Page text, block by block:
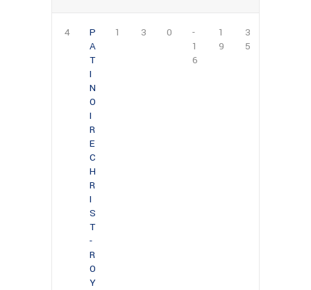
4
P
A
T
I
N
O
I
R
E
C
H
R
I
S
T
-
R
O
Y
1 3 0
-
1
6
1
9
3
5